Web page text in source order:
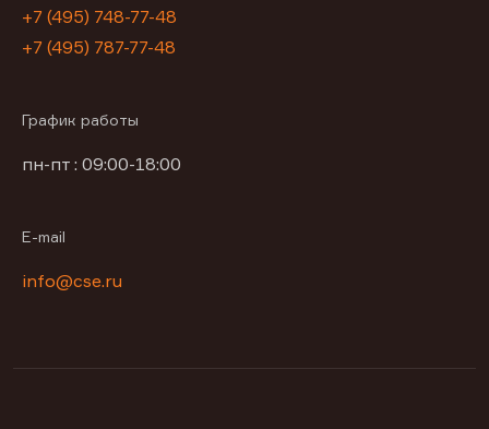
+7 (495) 748-77-48
+7 (495) 787-77-48
График работы
пн-пт : 09:00-18:00
E-mail
info@cse.ru